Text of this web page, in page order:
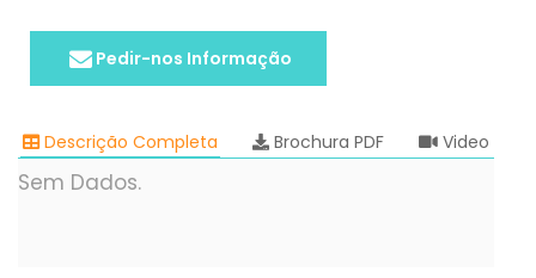
Pedir-nos Informação
Descrição Completa Brochura PDF Video
Sem Dados.